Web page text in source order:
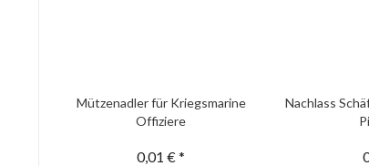
Mützenadler für Kriegsmarine
Offiziere
0,01 € *
Nachlass